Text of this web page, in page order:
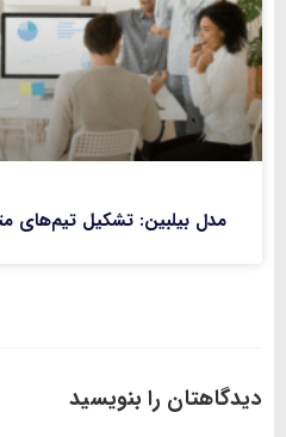
مدل بیلبین: تشکیل تیم‌های
دیدگاهتان را بنویسید